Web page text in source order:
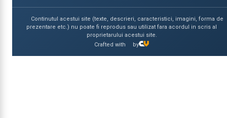
Continutul acestui site (texte, descrieri, caracteristici, imagini, forma de
prezentare etc.) nu poate fi reprodus sau utilizat fara acordul in scris al
proprietarului acestui site.
Crafted with
by